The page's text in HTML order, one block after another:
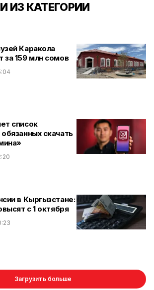
ИЗ КАТЕГОРИИ
Каракола
за 159 млн сомов
список
скачать
в Кыргызстане:
с 1 октября
Загрузить больше